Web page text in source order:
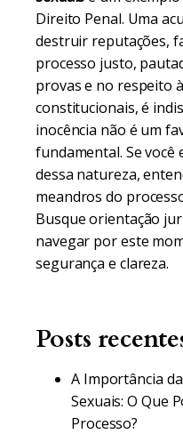
Direito Penal. Uma
destruir reputações,
processo justo,
provas e no respeito
constitucionais, é
inocência não é um
fundamental. Se você
dessa natureza,
meandros do
Busque orientação
navegar por este
segurança e clareza.
Posts
A Importância
Sexuais: O Que
Processo?